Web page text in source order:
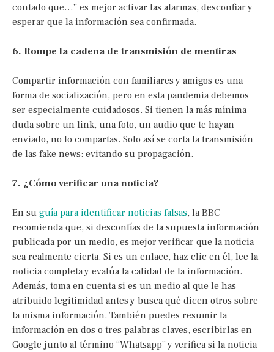
contado que…” es mejor activar las alarmas, desconfiar y
esperar que la información sea confirmada.
6. Rompe la cadena de transmisión de mentiras
Compartir información con familiares y amigos es una
forma de socialización, pero en esta pandemia debemos
ser especialmente cuidadosos. Si tienen la más mínima
duda sobre un link, una foto, un audio que te hayan
enviado, no lo compartas. Solo así se corta la transmisión
de las fake news: evitando su propagación.
7. ¿Cómo verificar una noticia?
En su guía para identificar noticias falsas, la BBC
recomienda que, si desconfías de la supuesta información
publicada por un medio, es mejor verificar que la noticia
sea realmente cierta. Si es un enlace, haz clic en él, lee la
noticia completa y evalúa la calidad de la información.
Además, toma en cuenta si es un medio al que le has
atribuido legitimidad antes y busca qué dicen otros sobre
la misma información. También puedes resumir la
información en dos o tres palabras claves, escribirlas en
Google junto al término “Whatsapp” y verifica si la noticia